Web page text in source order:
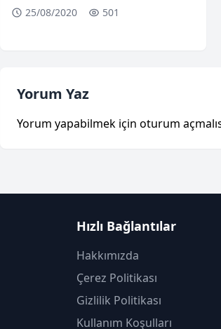
25/08/2020 501
Yorum Yaz
Yorum yapabilmek için oturum
Hızlı Bağlantılar
Hakkımızda
Çerez Politikası
Gizlilik Politikası
Kullanım Koşulları